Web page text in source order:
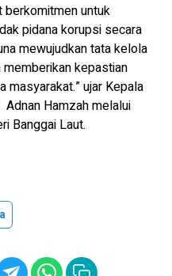
berkomitmen untuk
pidana korupsi secara
mewujudkan tata kelola
kepastian
masyarakat.” ujar Kepala
Hamzah melalui
Banggai Laut.